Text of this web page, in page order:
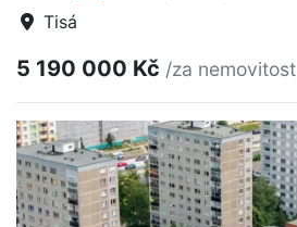
Tisá
5 190 000 Kč /za nemovitost